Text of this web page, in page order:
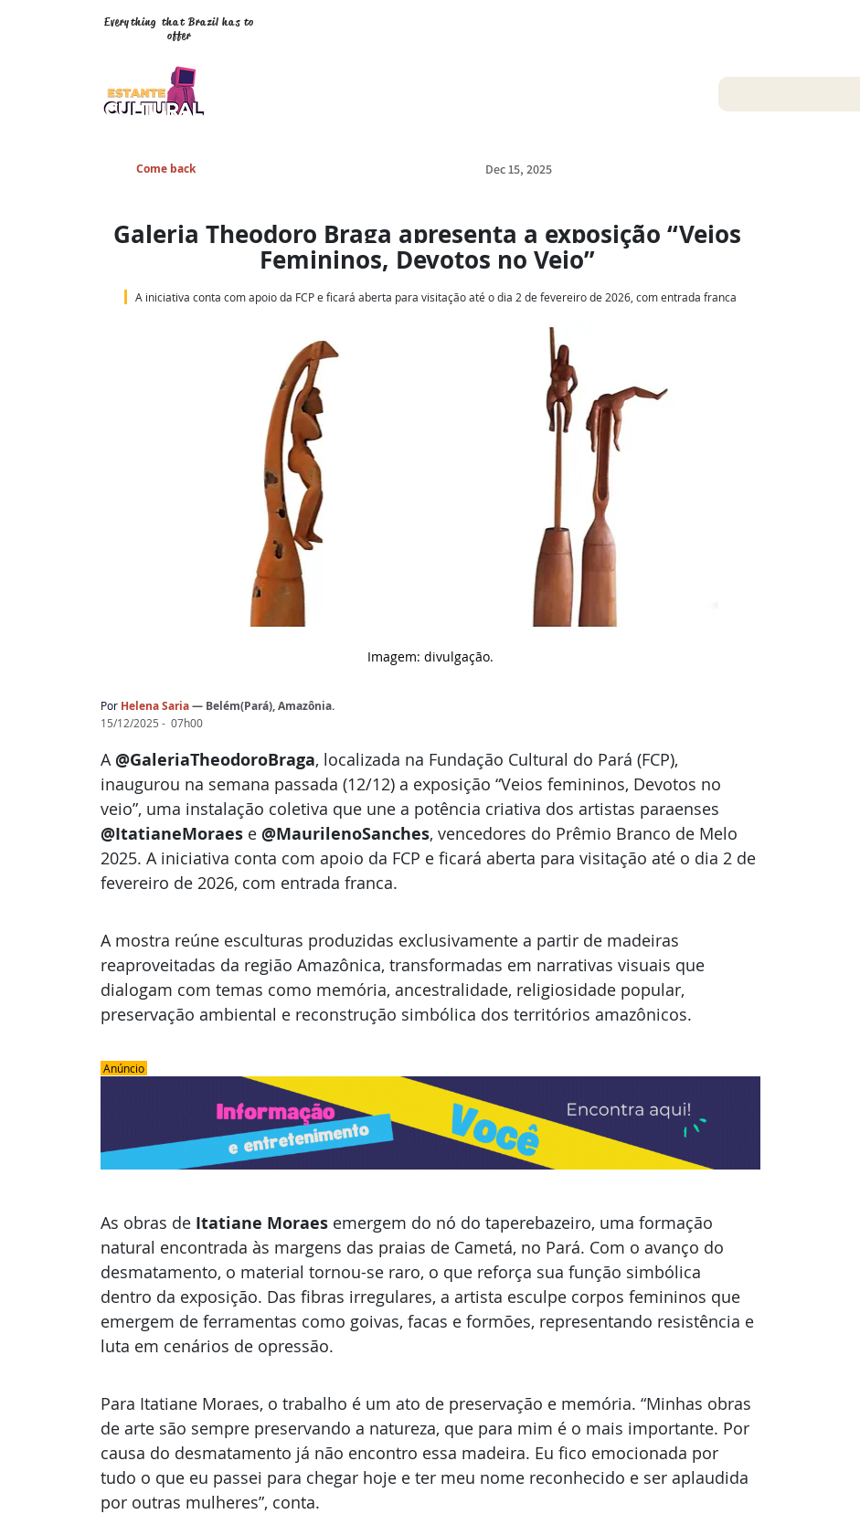
Everything that Brazil has to
offer
Come back Dec 15, 2025
Galeria Theodoro Braga apresenta a exposição “Veios
Femininos, Devotos no Veio”
A iniciativa conta comapoio da FCP e ficará aberta para visitação até o dia 2 de fevereiro de 2026, com entrada franca
Imagem: divulgação.
Por Helena Saria— Belém(Pará), Amazônia.
15/12/2025 -  07h00
A @GaleriaTheodoroBraga, localizada na Fundação Cultural do Pará (FCP),
inaugurou na semana passada (12/12) a exposição “Veios femininos, Devotos no
veio”, uma instalação coletiva que une a potência criativa dos artistas paraenses
@ItatianeMoraes e @MaurilenoSanches, vencedores do Prêmio Branco de Melo
2025. A iniciativa conta com apoio da FCP e ficará aberta para visitação até o dia 2 de
fevereiro de 2026, com entrada franca.
A mostra reúne esculturas produzidas exclusivamente a partir de madeiras
reaproveitadas da região Amazônica, transformadas em narrativas visuais que
dialogam com temas como memória, ancestralidade, religiosidade popular,
preservação ambiental e reconstrução simbólica dos territórios amazônicos.
Anúncio
As obras de Itatiane Moraes emergem do nó do taperebazeiro, uma formação
natural encontrada às margens das praias de Cametá, no Pará. Com o avanço do
desmatamento, o material tornou-se raro, o que reforça sua função simbólica
dentro da exposição. Das fibras irregulares, a artista esculpe corpos femininos que
emergem de ferramentas como goivas, facas e formões, representando resistência e
luta em cenários de opressão.
Para Itatiane Moraes, o trabalho é um ato de preservação e memória. “Minhas obras
de arte são sempre preservando a natureza, que para mim é o mais importante. Por
causa do desmatamento já não encontro essa madeira. Eu fico emocionada por
tudo o que eu passei para chegar hoje e ter meu nome reconhecido e ser aplaudida
por outras mulheres”, conta.